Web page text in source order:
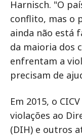
Harnisch. "O
conflito, mas o
ainda não está
da maioria dos
enfrentam a
precisam de
Em 2015, o
violações ao
(DIH) e outros